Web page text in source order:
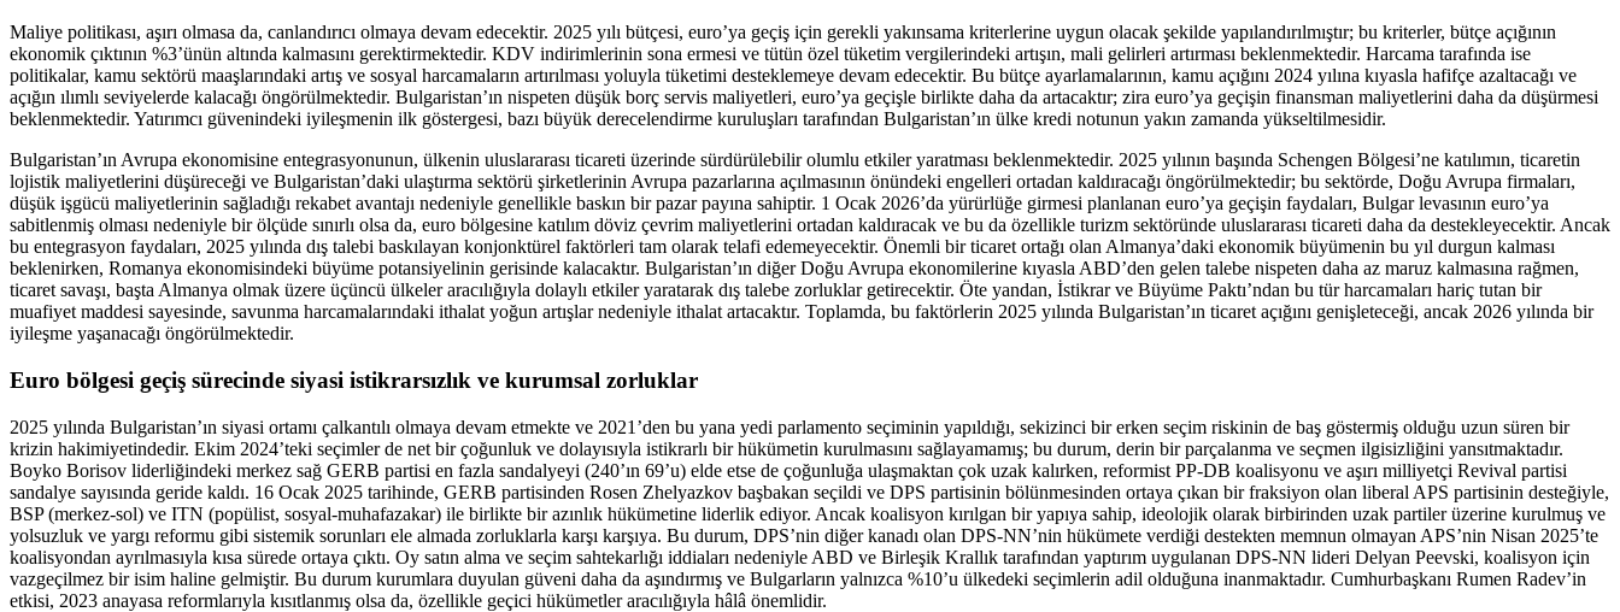
Maliye politikası, aşırı olmasa da, canlandırıcı olmaya devam edecektir. 2025 yılı bütçesi, euro’ya geçiş için gerekli yakınsama kriterlerine uygun olacak şekilde yapılandırılmıştır; bu kriterler, bütçe açığının
ekonomik çıktının %3’ünün altında kalmasını gerektirmektedir. KDV indirimlerinin sona ermesi ve tütün özel tüketim vergilerindeki artışın, mali gelirleri artırması beklenmektedir. Harcama tarafında ise
politikalar, kamu sektörü maaşlarındaki artış ve sosyal harcamaların artırılması yoluyla tüketimi desteklemeye devam edecektir. Bu bütçe ayarlamalarının, kamu açığını 2024 yılına kıyasla hafifçe azaltacağı ve
açığın ılımlı seviyelerde kalacağı öngörülmektedir. Bulgaristan’ın nispeten düşük borç servis maliyetleri, euro’ya geçişle birlikte daha da artacaktır; zira euro’ya geçişin finansman maliyetlerini daha da düşürmesi
beklenmektedir. Yatırımcı güvenindeki iyileşmenin ilk göstergesi, bazı büyük derecelendirme kuruluşları tarafından Bulgaristan’ın ülke kredi notunun yakın zamanda yükseltilmesidir.
Bulgaristan’ın Avrupa ekonomisine entegrasyonunun, ülkenin uluslararası ticareti üzerinde sürdürülebilir olumlu etkiler yaratması beklenmektedir. 2025 yılının başında Schengen Bölgesi’ne katılımın, ticaretin
lojistik maliyetlerini düşüreceği ve Bulgaristan’daki ulaştırma sektörü şirketlerinin Avrupa pazarlarına açılmasının önündeki engelleri ortadan kaldıracağı öngörülmektedir; bu sektörde, Doğu Avrupa firmaları,
düşük işgücü maliyetlerinin sağladığı rekabet avantajı nedeniyle genellikle baskın bir pazar payına sahiptir. 1 Ocak 2026’da yürürlüğe girmesi planlanan euro’ya geçişin faydaları, Bulgar levasının euro’ya
sabitlenmiş olması nedeniyle bir ölçüde sınırlı olsa da, euro bölgesine katılım döviz çevrim maliyetlerini ortadan kaldıracak ve bu da özellikle turizm sektöründe uluslararası ticareti daha da destekleyecektir. Ancak
bu entegrasyon faydaları, 2025 yılında dış talebi baskılayan konjonktürel faktörleri tam olarak telafi edemeyecektir. Önemli bir ticaret ortağı olan Almanya’daki ekonomik büyümenin bu yıl durgun kalması
beklenirken, Romanya ekonomisindeki büyüme potansiyelinin gerisinde kalacaktır. Bulgaristan’ın diğer Doğu Avrupa ekonomilerine kıyasla ABD’den gelen talebe nispeten daha az maruz kalmasına rağmen,
ticaret savaşı, başta Almanya olmak üzere üçüncü ülkeler aracılığıyla dolaylı etkiler yaratarak dış talebe zorluklar getirecektir. Öte yandan, İstikrar ve Büyüme Paktı’ndan bu tür harcamaları hariç tutan bir
muafiyet maddesi sayesinde, savunma harcamalarındaki ithalat yoğun artışlar nedeniyle ithalat artacaktır. Toplamda, bu faktörlerin 2025 yılında Bulgaristan’ın ticaret açığını genişleteceği, ancak 2026 yılında bir
iyileşme yaşanacağı öngörülmektedir.
Euro bölgesi geçiş sürecinde siyasi istikrarsızlık ve kurumsal zorluklar
2025 yılında Bulgaristan’ın siyasi ortamı çalkantılı olmaya devam etmekte ve 2021’den bu yana yedi parlamento seçiminin yapıldığı, sekizinci bir erken seçim riskinin de baş göstermiş olduğu uzun süren bir
krizin hakimiyetindedir. Ekim 2024’teki seçimler de net bir çoğunluk ve dolayısıyla istikrarlı bir hükümetin kurulmasını sağlayamamış; bu durum, derin bir parçalanma ve seçmen ilgisizliğini yansıtmaktadır.
Boyko Borisov liderliğindeki merkez sağ GERB partisi en fazla sandalyeyi (240’ın 69’u) elde etse de çoğunluğa ulaşmaktan çok uzak kalırken, reformist PP-DB koalisyonu ve aşırı milliyetçi Revival partisi
sandalye sayısında geride kaldı. 16 Ocak 2025 tarihinde, GERB partisinden Rosen Zhelyazkov başbakan seçildi ve DPS partisinin bölünmesinden ortaya çıkan bir fraksiyon olan liberal APS partisinin desteğiyle,
BSP (merkez-sol) ve ITN (popülist, sosyal-muhafazakar) ile birlikte bir azınlık hükümetine liderlik ediyor. Ancak koalisyon kırılgan bir yapıya sahip, ideolojik olarak birbirinden uzak partiler üzerine kurulmuş ve
yolsuzluk ve yargı reformu gibi sistemik sorunları ele almada zorluklarla karşı karşıya. Bu durum, DPS’nin diğer kanadı olan DPS-NN’nin hükümete verdiği destekten memnun olmayan APS’nin Nisan 2025’te
koalisyondan ayrılmasıyla kısa sürede ortaya çıktı. Oy satın alma ve seçim sahtekarlığı iddiaları nedeniyle ABD ve Birleşik Krallık tarafından yaptırım uygulanan DPS-NN lideri Delyan Peevski, koalisyon için
vazgeçilmez bir isim haline gelmiştir. Bu durum kurumlara duyulan güveni daha da aşındırmış ve Bulgarların yalnızca %10’u ülkedeki seçimlerin adil olduğuna inanmaktadır. Cumhurbaşkanı Rumen Radev’in
etkisi, 2023 anayasa reformlarıyla kısıtlanmış olsa da, özellikle geçici hükümetler aracılığıyla hâlâ önemlidir.